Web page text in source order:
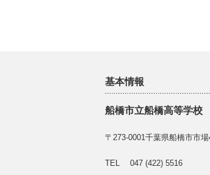
基本情報
船橋市立船橋高等学校
〒273-0001千葉県船橋市市場
TEL 047 (422) 5516